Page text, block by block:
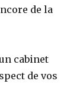
de la
cabinet
de vos